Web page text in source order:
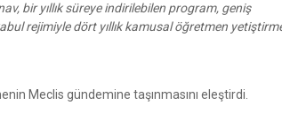
bir yıllık süreye indirilebilen program, geniş
rejimiyle dört yıllık kamusal öğretmen
Meclis gündemine taşınmasını eleştirdi.